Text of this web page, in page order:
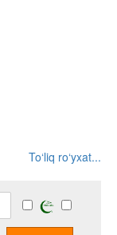
To‘liq ro‘yxat...